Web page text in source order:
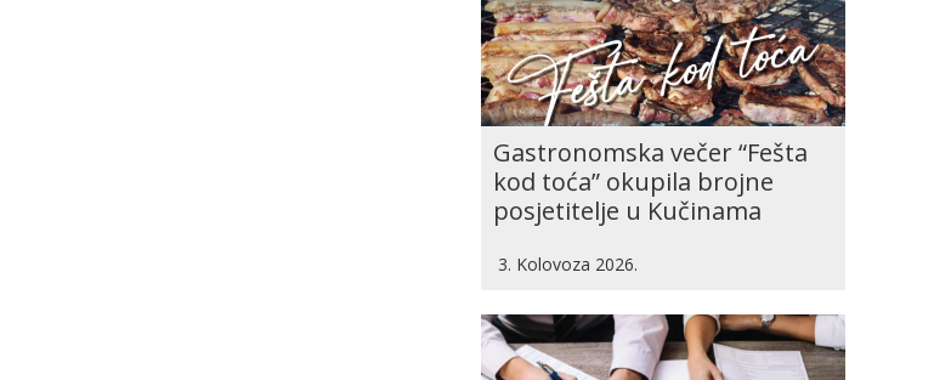
Gastronomska večer “Fešta
kod toća” okupila brojne
posjetitelje u Kučinama
3. Kolovoza 2026.